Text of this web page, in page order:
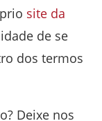
site da
de se
dos termos
Deixe nos